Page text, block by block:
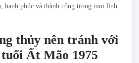
hạnh phúc và thành công trong mọi lĩnh
thủy nên tránh với
Ất Mão 1975